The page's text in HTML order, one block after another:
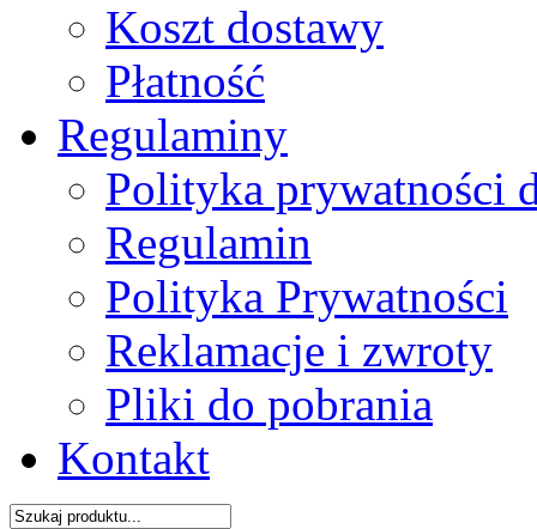
Koszt dostawy
Płatność
Regulaminy
Polityka prywatności
Regulamin
Polityka Prywatności
Reklamacje i zwroty
Pliki do pobrania
Kontakt